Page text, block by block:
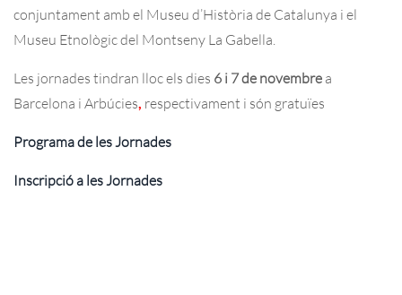
conjuntament amb el Museu d’Història de Catalunya i el
Museu Etnològic del Montseny La Gabella.
Les jornades tindran lloc els dies 6 i 7 de novembre a
Barcelona i Arbúcies respectivament i són gratuïes
Programa de les Jornades
Inscripció a les Jornades